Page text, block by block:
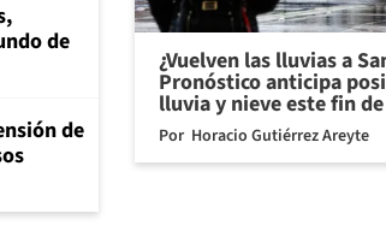
de
de
¿Vuelven las lluvias a
Pronóstico anticipa
lluvia y nieve este fin
Por Horacio Gutiérrez Areyte